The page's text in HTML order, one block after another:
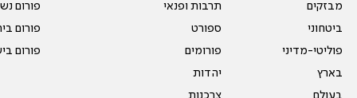
מבזקים
ביטחוני
פוליטי-מדיני
בארץ
בעולם
תרבות ופנאי
ספורט
פורומים
יהדות
צרכנות
פורום
פורום
פורום